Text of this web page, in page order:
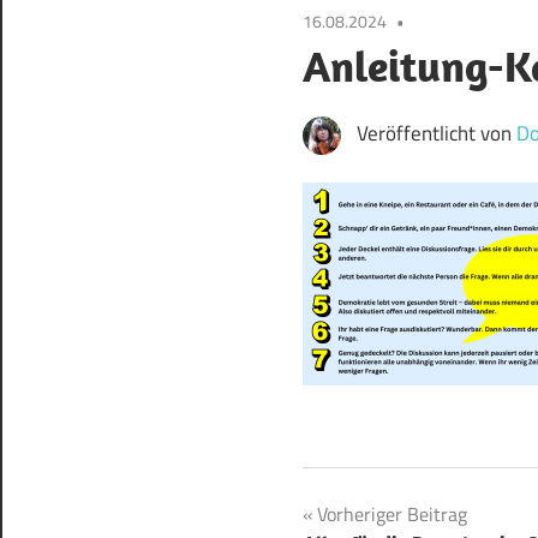
16.08.2024
Anleitung-
Veröffentlicht von
Vorheriger Beitrag